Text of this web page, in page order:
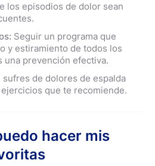
los episodios de dolor sean
Seguir un programa que
y estiramiento de todos los
una prevención efectiva.
de dolores de espalda
que te recomiende.
hacer mis